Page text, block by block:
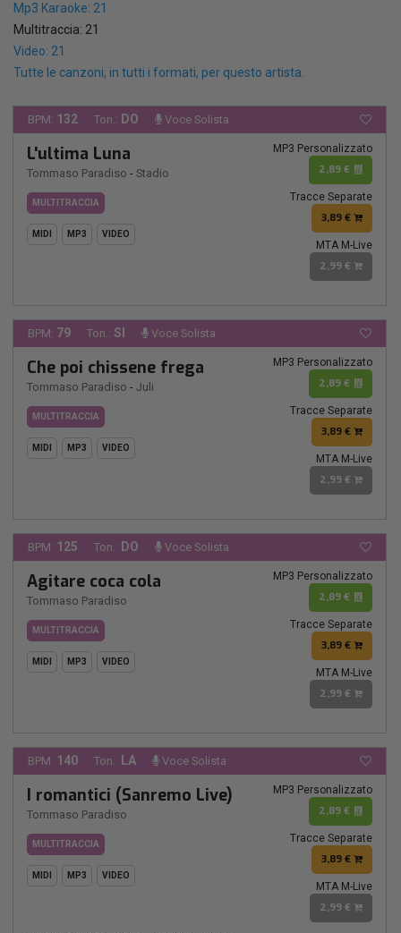
Mp3 Karaoke: 21
Multitraccia: 21
Video: 21
Tutte le canzoni, in tutti i formati, per questo artista.
BPM: 132 Ton.: DO Voce Solista
L'ultima Luna
Tommaso Paradiso - Stadio
MULTITRACCIA
MIDI MP3 VIDEO
MP3 Personalizzato
2,89 €
Tracce Separate
3,89 €
MTA M-Live
2,99 €
BPM: 79 Ton.: SI Voce Solista
Che poi chissene frega
Tommaso Paradiso - Juli
MULTITRACCIA
MIDI MP3 VIDEO
MP3 Personalizzato
2,89 €
Tracce Separate
3,89 €
MTA M-Live
2,99 €
BPM: 125 Ton.: DO Voce Solista
Agitare coca cola
Tommaso Paradiso
MULTITRACCIA
MIDI MP3 VIDEO
MP3 Personalizzato
2,89 €
Tracce Separate
3,89 €
MTA M-Live
2,99 €
BPM: 140 Ton.: LA Voce Solista
I romantici (Sanremo Live)
Tommaso Paradiso
MULTITRACCIA
MIDI MP3 VIDEO
MP3 Personalizzato
2,89 €
Tracce Separate
3,89 €
MTA M-Live
2,99 €